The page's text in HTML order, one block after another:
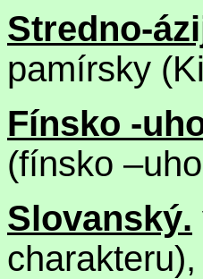
Stredno-
pamírsky
Fínsko -
(fínsko
Slovanský.